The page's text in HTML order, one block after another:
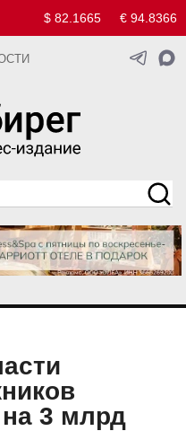
$ 82.1665 € 94.8366
на 3 млрд